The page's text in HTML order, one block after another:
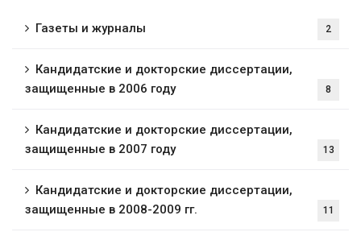
Газеты и журналы 2
Кандидатские и докторские диссертации,
защищенные в 2006 году
8
Кандидатские и докторские диссертации,
защищенные в 2007 году
13
Кандидатские и докторские диссертации,
защищенные в 2008-2009 гг.
11